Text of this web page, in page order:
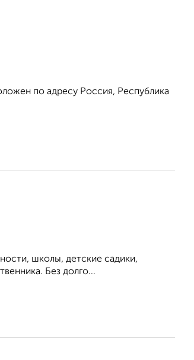
по адресу Россия, Республика
школы, детские садики,
Без долго...